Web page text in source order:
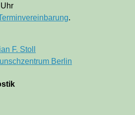
.
F. Stoll
Berlin